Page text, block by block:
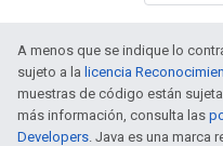
A menos que se indique lo
sujeto a la licencia
muestras de código están
más información, consulta las
Developers . Java es una marca